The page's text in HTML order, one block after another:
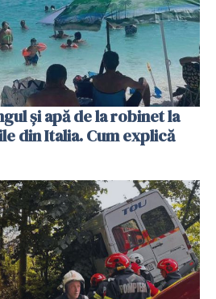
și apă de la robinet la
din Italia. Cum explică